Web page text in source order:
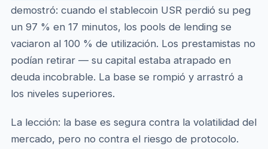
demostró: cuando el stablecoin USR perdió su peg
un 97 % en 17 minutos, los pools de lending se
vaciaron al 100 % de utilización. Los prestamistas no
podían retirar — su capital estaba atrapado en
deuda incobrable. La base se rompió y arrastró a
los niveles superiores.
La lección: la base es segura contra la volatilidad del
mercado, pero no contra el riesgo de protocolo.